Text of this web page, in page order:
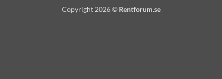
Copyright 2026 © Rentforum.se